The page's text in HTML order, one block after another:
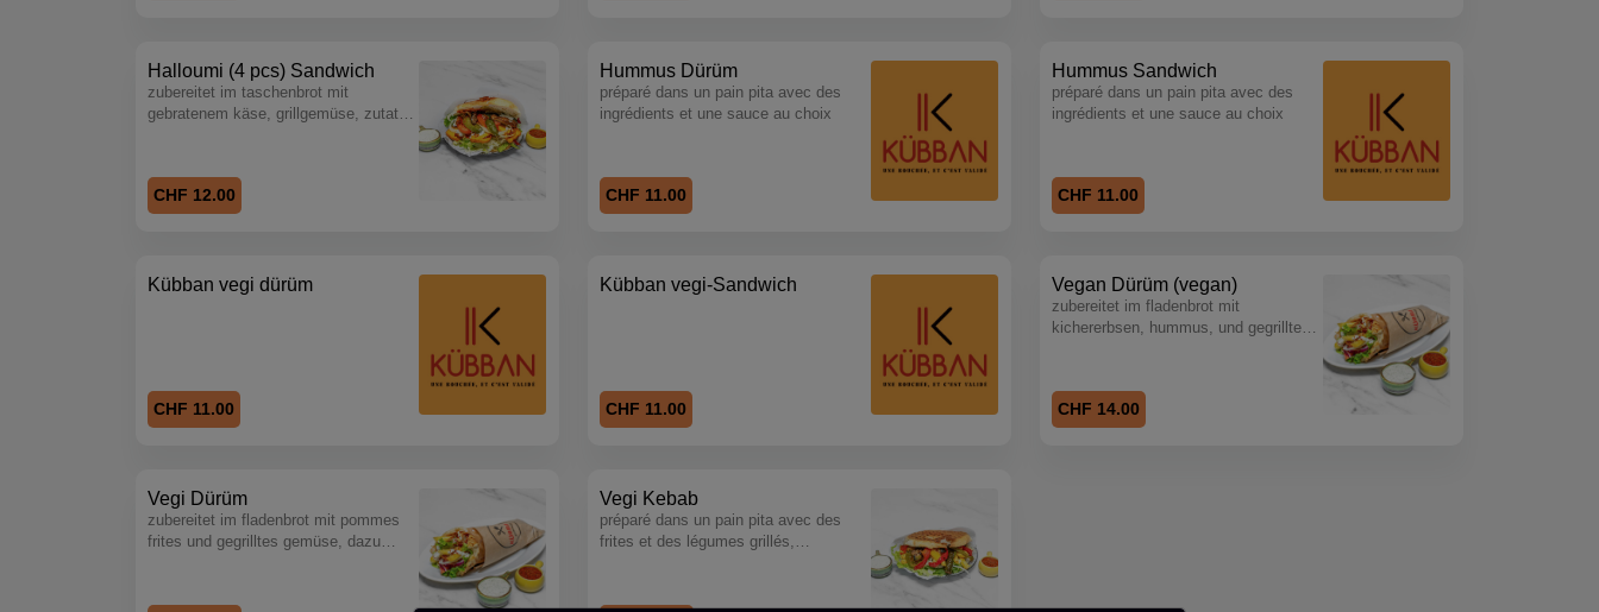
Halloumi (4 pcs) Sandwich
zubereitet im taschenbrot mit
gebratenem käse, grillgemüse, zutaten
CHF 12.00
Hummus Dürüm
préparé dans un pain pita avec des
ingrédients et une sauce au choix
CHF 11.00
Hummus Sandwich
préparé dans un pain pita avec des
ingrédients et une sauce au choix
CHF 11.00
Kübban vegi dürüm
CHF 11.00
Kübban vegi-Sandwich
CHF 11.00
Vegan Dürüm (vegan)
zubereitet im fladenbrot mit
kichererbsen, hummus, und gegrilltem
CHF 14.00
Vegi Dürüm
zubereitet im fladenbrot mit pommes
frites und gegrilltes gemüse, dazu
Vegi Kebab
préparé dans un pain pita avec des
frites et des légumes grillés,